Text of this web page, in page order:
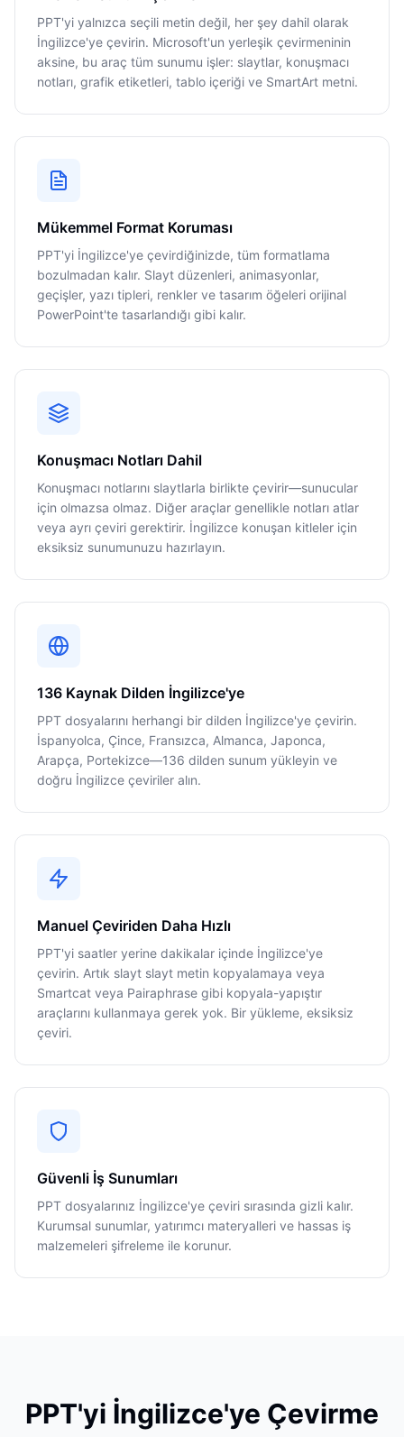
PPT'yi yalnızca seçili metin değil, her şey dahil olarak
İngilizce'ye çevirin. Microsoft'un yerleşik çevirmeninin
aksine, bu araç tüm sunumu işler: slaytlar, konuşmacı
notları, grafik etiketleri, tablo içeriği ve SmartArt metni.
Mükemmel Format Koruması
PPT'yi İngilizce'ye çevirdiğinizde, tüm formatlama
bozulmadan kalır. Slayt düzenleri, animasyonlar,
geçişler, yazı tipleri, renkler ve tasarım öğeleri orijinal
PowerPoint'te tasarlandığı gibi kalır.
Konuşmacı Notları Dahil
Konuşmacı notlarını slaytlarla birlikte çevirir—sunucular
için olmazsa olmaz. Diğer araçlar genellikle notları atlar
veya ayrı çeviri gerektirir. İngilizce konuşan kitleler için
eksiksiz sunumunuzu hazırlayın.
136 Kaynak Dilden İngilizce'ye
PPT dosyalarını herhangi bir dilden İngilizce'ye çevirin.
İspanyolca, Çince, Fransızca, Almanca, Japonca,
Arapça, Portekizce—136 dilden sunum yükleyin ve
doğru İngilizce çeviriler alın.
Manuel Çeviriden Daha Hızlı
PPT'yi saatler yerine dakikalar içinde İngilizce'ye
çevirin. Artık slayt slayt metin kopyalamaya veya
Smartcat veya Pairaphrase gibi kopyala-yapıştır
araçlarını kullanmaya gerek yok. Bir yükleme, eksiksiz
çeviri.
Güvenli İş Sunumları
PPT dosyalarınız İngilizce'ye çeviri sırasında gizli kalır.
Kurumsal sunumlar, yatırımcı materyalleri ve hassas iş
malzemeleri şifreleme ile korunur.
PPT'yi İngilizce'ye Çevirme